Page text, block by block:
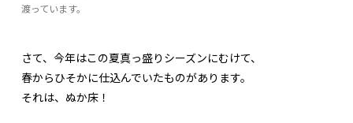
渡っています。
さて、今年はこの夏真っ盛りシーズンにむけて、
春からひそかに仕込んでいたものがあります。
それは、ぬか床！